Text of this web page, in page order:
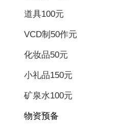
道具100元
VCD制50作元
化妆品50元
小礼品150元
矿泉水100元
物资预备